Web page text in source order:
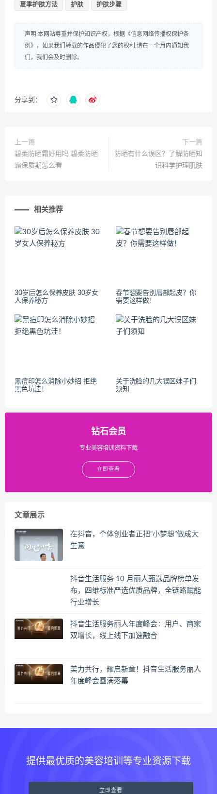
夏季护肤方法 护肤 护肤步骤
声明:本网站尊重并保护知识产权，根据《信息网络传播权保护条
例》，如果我们转载的作品侵犯了您的权利,请在一个月内通知我
们，我们会及时删除。
分享到：
上一篇
碧柔防晒霜好用吗 碧柔防晒
霜保质期怎么看
下一篇
防晒有什么误区？了解防晒知
识科学护理肌肤
相关推荐
30岁后怎么保养皮肤 30岁女
人保养秘方
春节想要告别唇部起皮？你
需要这样做！
黑痘印怎么消除小妙招 拒绝
黑色坑洼！
关于洗脸的几大误区妹子们
须知
钻石会员
专业美容培训资料下载
立即查看
文章展示
在抖音，个体创业者正把“小梦想”做成大
生意
抖音生活服务 10 月丽人甄选品牌榜单发
布，四维标准严选优质品牌，全链路赋能
行业增长
抖音生活服务丽人年度峰会：用户、商家
双增长，线上线下加速融合
美力共行，耀启新章！抖音生活服务丽人
年度峰会圆满落幕
提供最优质的美容培训等专业资源下载
立即查看